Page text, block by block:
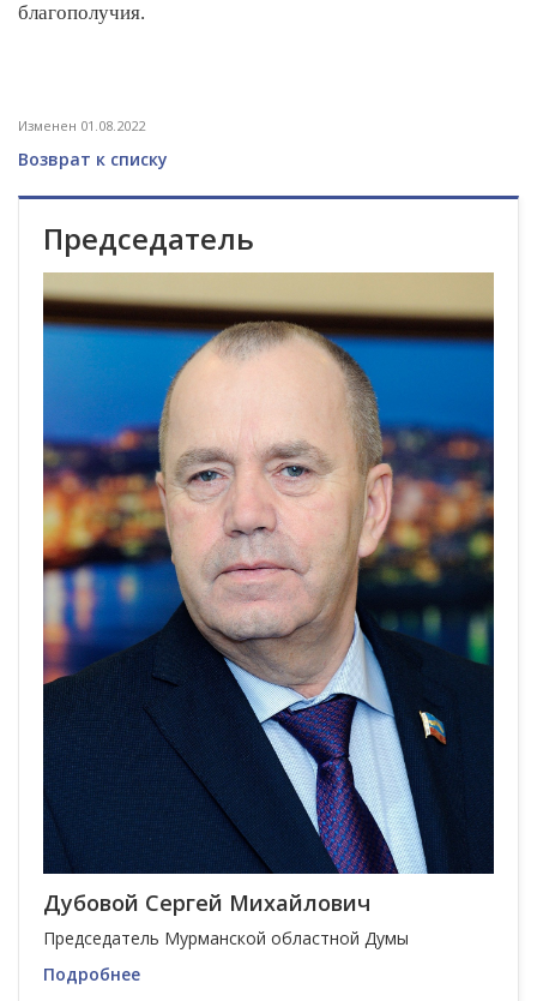
благополучия.
Изменен 01.08.2022
Возврат к списку
Председатель
Дубовой Сергей Михайлович
Председатель Мурманской областной Думы
Подробнее